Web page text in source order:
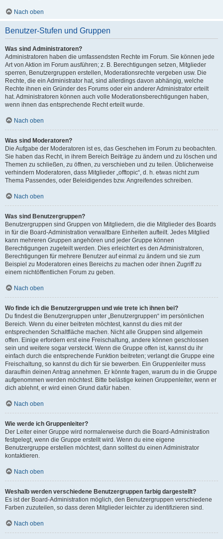
Nach oben
Benutzer-Stufen und Gruppen
Was sind Administratoren?
Administratoren haben die umfassendsten Rechte im Forum. Sie können jede
Art von Aktion im Forum ausführen; z. B. Berechtigungen setzen, Mitglieder
sperren, Benutzergruppen erstellen, Moderationsrechte vergeben usw. Die
Rechte, die ein Administrator hat, sind allerdings davon abhängig, welche
Rechte ihnen ein Gründer des Forums oder ein anderer Administrator erteilt
hat. Administratoren können auch volle Moderationsberechtigungen haben,
wenn ihnen das entsprechende Recht erteilt wurde.
Nach oben
Was sind Moderatoren?
Die Aufgabe der Moderatoren ist es, das Geschehen im Forum zu beobachten.
Sie haben das Recht, in ihrem Bereich Beiträge zu ändern und zu löschen und
Themen zu schließen, zu öffnen, zu verschieben und zu teilen. Üblicherweise
verhindern Moderatoren, dass Mitglieder „offtopic“, d. h. etwas nicht zum
Thema Passendes, oder Beleidigendes bzw. Angreifendes schreiben.
Nach oben
Was sind Benutzergruppen?
Benutzergruppen sind Gruppen von Mitgliedern, die die Mitglieder des Boards
in für die Board-Administration verwaltbare Einheiten aufteilt. Jedes Mitglied
kann mehreren Gruppen angehören und jeder Gruppe können
Berechtigungen zugeteilt werden. Dies erleichtert es den Administratoren,
Berechtigungen für mehrere Benutzer auf einmal zu ändern und sie zum
Beispiel zu Moderatoren eines Bereichs zu machen oder ihnen Zugriff zu
einem nichtöffentlichen Forum zu geben.
Nach oben
Wo finde ich die Benutzergruppen und wie trete ich ihnen bei?
Du findest die Benutzergruppen unter „Benutzergruppen“ im persönlichen
Bereich. Wenn du einer beitreten möchtest, kannst du dies mit der
entsprechenden Schaltfläche machen. Nicht alle Gruppen sind allgemein
offen. Einige erfordern erst eine Freischaltung, andere können geschlossen
sein und weitere sogar versteckt. Wenn die Gruppe offen ist, kannst du ihr
einfach durch die entsprechende Funktion beitreten; verlangt die Gruppe eine
Freischaltung, so kannst du dich für sie bewerben. Ein Gruppenleiter muss
daraufhin deinen Antrag annehmen. Er könnte fragen, warum du in die Gruppe
aufgenommen werden möchtest. Bitte belästige keinen Gruppenleiter, wenn er
dich ablehnt, er wird einen Grund dafür haben.
Nach oben
Wie werde ich Gruppenleiter?
Der Leiter einer Gruppe wird normalerweise durch die Board-Administration
festgelegt, wenn die Gruppe erstellt wird. Wenn du eine eigene
Benutzergruppe erstellen möchtest, dann solltest du einen Administrator
kontaktieren.
Nach oben
Weshalb werden verschiedene Benutzergruppen farbig dargestellt?
Es ist der Board-Administration möglich, den Benutzergruppen verschiedene
Farben zuzuteilen, so dass deren Mitglieder leichter zu identifizieren sind.
Nach oben